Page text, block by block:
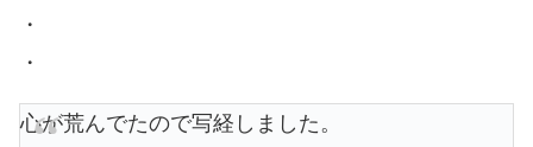
・
・
心が荒んでたので写経しました。